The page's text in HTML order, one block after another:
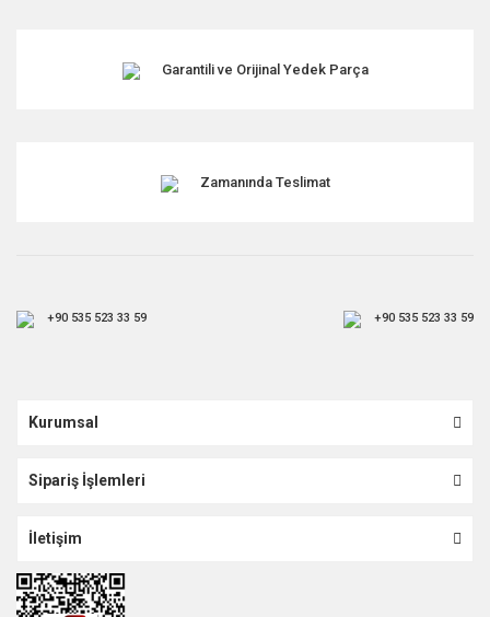
Garantili ve Orijinal Yedek Parça
Zamanında Teslimat
+90 535 523 33 59 +90 535 523 33 59
Kurumsal
Sipariş İşlemleri
İletişim